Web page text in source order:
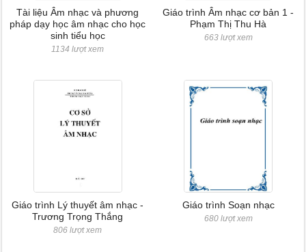
Tài liệu Âm nhạc và phương
pháp dạy học âm nhạc cho học
sinh tiểu học
1134 lượt xem
Giáo trình Âm nhạc cơ bản 1 -
Phạm Thị Thu Hà
663 lượt xem
Giáo trình Lý thuyết âm nhạc -
Trương Trọng Thắng
806 lượt xem
Giáo trình Soạn nhạc
680 lượt xem